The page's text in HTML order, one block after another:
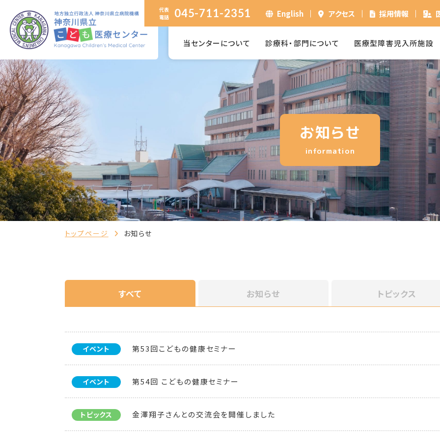
代表
電話
045-711-2351 English アクセス 採用情報
当センターについて 診療科・部門について 医療型障害児入所施設
お知らせ
information
トップページ お知らせ
すべて お知らせ トピックス
イベント 第53回こどもの健康セミナー
イベント 第54回 こどもの健康セミナー
トピックス 金澤翔子さんとの交流会を開催しました